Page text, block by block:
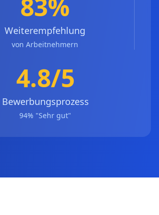
83%
Weiterempfehlung
von Arbeitnehmern
4.8/5
Bewerbungsprozess
94% "Sehr gut"